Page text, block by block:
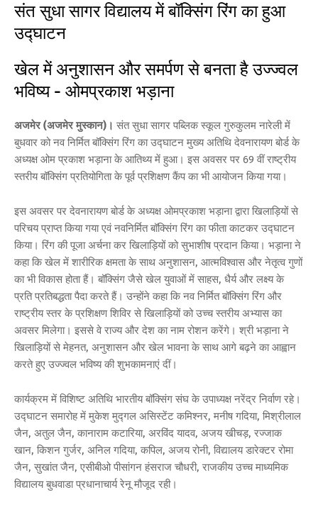
संत सुधा सागर विद्यालय में बॉक्सिंग रिंग का हुआ
उद्घाटन
खेल में अनुशासन और समर्पण से बनता है उज्ज्वल
भविष्य - ओमप्रकाश भड़ाना
अजमेर (अजमेर मुस्कान)। संत सुधा सागर पब्लिक स्कूल गुरुकुलम नारेली में
बुधवार को नव निर्मित बॉक्सिंग रिंग का उद्घाटन मुख्य अतिथि देवनारायण बोर्ड के
अध्यक्ष ओम प्रकाश भड़ाना के आतिथ्य में हुआ। इस अवसर पर 69 वीं राष्ट्रीय
स्तरीय बॉक्सिंग प्रतियोगिता के पूर्व प्रशिक्षण कैंप का भी आयोजन किया गया।
इस अवसर पर देवनारायण बोर्ड के अध्यक्ष ओमप्रकाश भड़ाना द्वारा खिलाड़ियों से
परिचय प्राप्त किया गया एवं नवनिर्मित बॉक्सिंग रिंग का फीता काटकर उद्घाटन
किया। रिंग की पूजा अर्चना कर खिलाड़ियों को सुभाशीष प्रदान किया। भड़ाना ने
कहा कि खेल में शारीरिक क्षमता के साथ अनुशासन, आत्मविश्वास और नेतृत्व गुणों
का भी विकास होता हैं। बॉक्सिंग जैसे खेल युवाओं में साहस, धैर्य और लक्ष्य के
प्रति प्रतिबद्धता पैदा करते हैं। उन्होंने कहा कि नव निर्मित बॉक्सिंग रिंग और
राष्ट्रीय स्तर के प्रशिक्षण शिविर से खिलाड़ियों को उच्च स्तरीय अभ्यास का
अवसर मिलेगा। इससे वे राज्य और देश का नाम रोशन करेंगे। श्री भड़ाना ने
खिलाड़ियों से मेहनत, अनुशासन और खेल भावना के साथ आगे बढ़ने का आह्वान
करते हुए उज्ज्वल भविष्य की शुभकामनाएं दीं।
कार्यक्रम में विशिष्ट अतिथि भारतीय बॉक्सिंग संघ के उपाध्यक्ष नरेंद्र निर्वाण रहे।
उद्घाटन समारोह में मुकेश मुद्गल असिस्टेंट कमिश्नर, मनीष गदिया, मिश्रीलाल
जैन, अतुल जैन, कानाराम कटारिया, अरविंद यादव, अजय खीचड़, रज्जाक
खान, किशन गुर्जर, अनिल गदिया, कपिल, अजय रोनी, विद्यालय डारेक्टर रोमा
जैन, सुखांत जैन, एसीबीओ पीसांगन हंसराज चौधरी, राजकीय उच्च माध्यमिक
विद्यालय बुधवाडा प्रधानाचार्य रेनू मौजूद रही।